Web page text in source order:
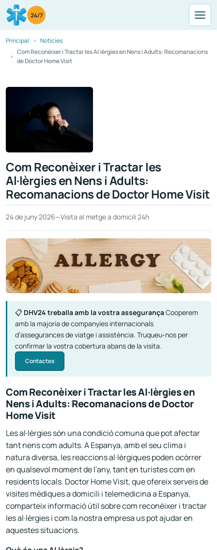
24/7
Principal
Notícies
Com Reconèixer i Tractar les Al·lèrgies en Nens i Adults: Recomanacions
de Doctor Home Visit
Com Reconèixer i Tractar les
Al·lèrgies en Nens i Adults:
Recomanacions de Doctor Home Visit
24 de juny 2026—Visita al metge a domicili 24h
📋 DHV24 treballa amb la vostra assegurançaCooperem
amb la majoria de companyies internacionals
d’assegurances de viatge i assistència. Truqueu-nos per
confirmar la vostra cobertura abans de la visita.
Contactes
Com Reconèixer i Tractar les Al·lèrgies en
Nens i Adults: Recomanacions de Doctor
Home Visit
Les al·lèrgies són una condició comuna que pot afectar
tant nens com adults. A Espanya, amb el seu clima i
natura diversa, les reaccions al·lèrgiques poden ocórrer
en qualsevol moment de l'any, tant en turistes com en
residents locals. Doctor Home Visit, que ofereix serveis de
visites mèdiques a domicili i telemedicina a Espanya,
comparteix informació útil sobre com reconèixer i tractar
les al·lèrgies i com la nostra empresa us pot ajudar en
aquestes situacions.